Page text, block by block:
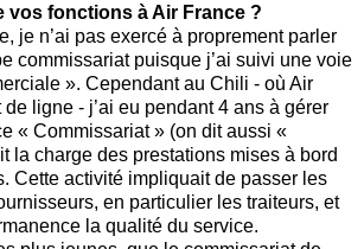
vos fonctions à Air France ?
je n’ai pas exercé à proprement parler
commissariat puisque j’ai suivi une voie
». Cependant au Chili - où Air
ligne - j’ai eu pendant 4 ans à gérer
« Commissariat » (on dit aussi «
la charge des prestations mises à bord
Cette activité impliquait de passer les
en particulier les traiteurs, et
la qualité du service.